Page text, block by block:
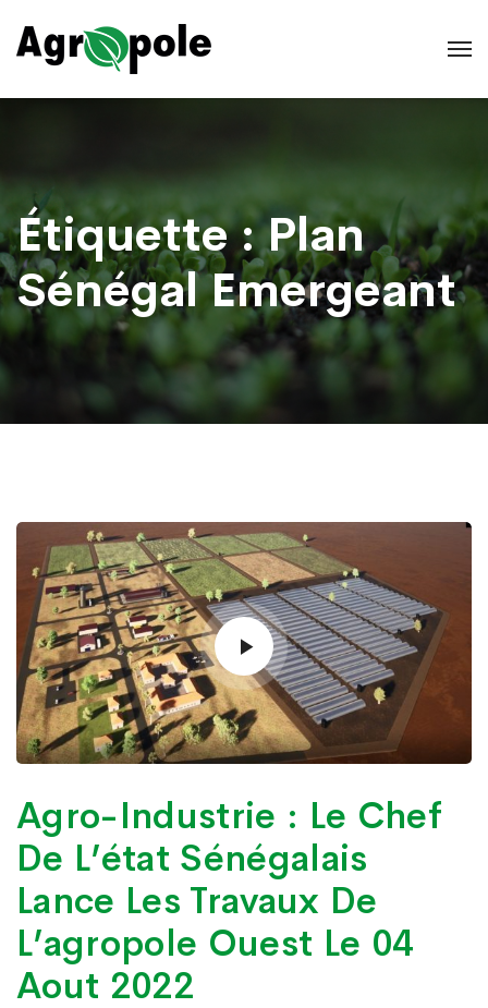
Étiquette :Plan
Sénégal Emergeant
Agro-Industrie : Le Chef
De L’état Sénégalais
Lance Les Travaux De
L’agropole Ouest Le 04
Aout 2022